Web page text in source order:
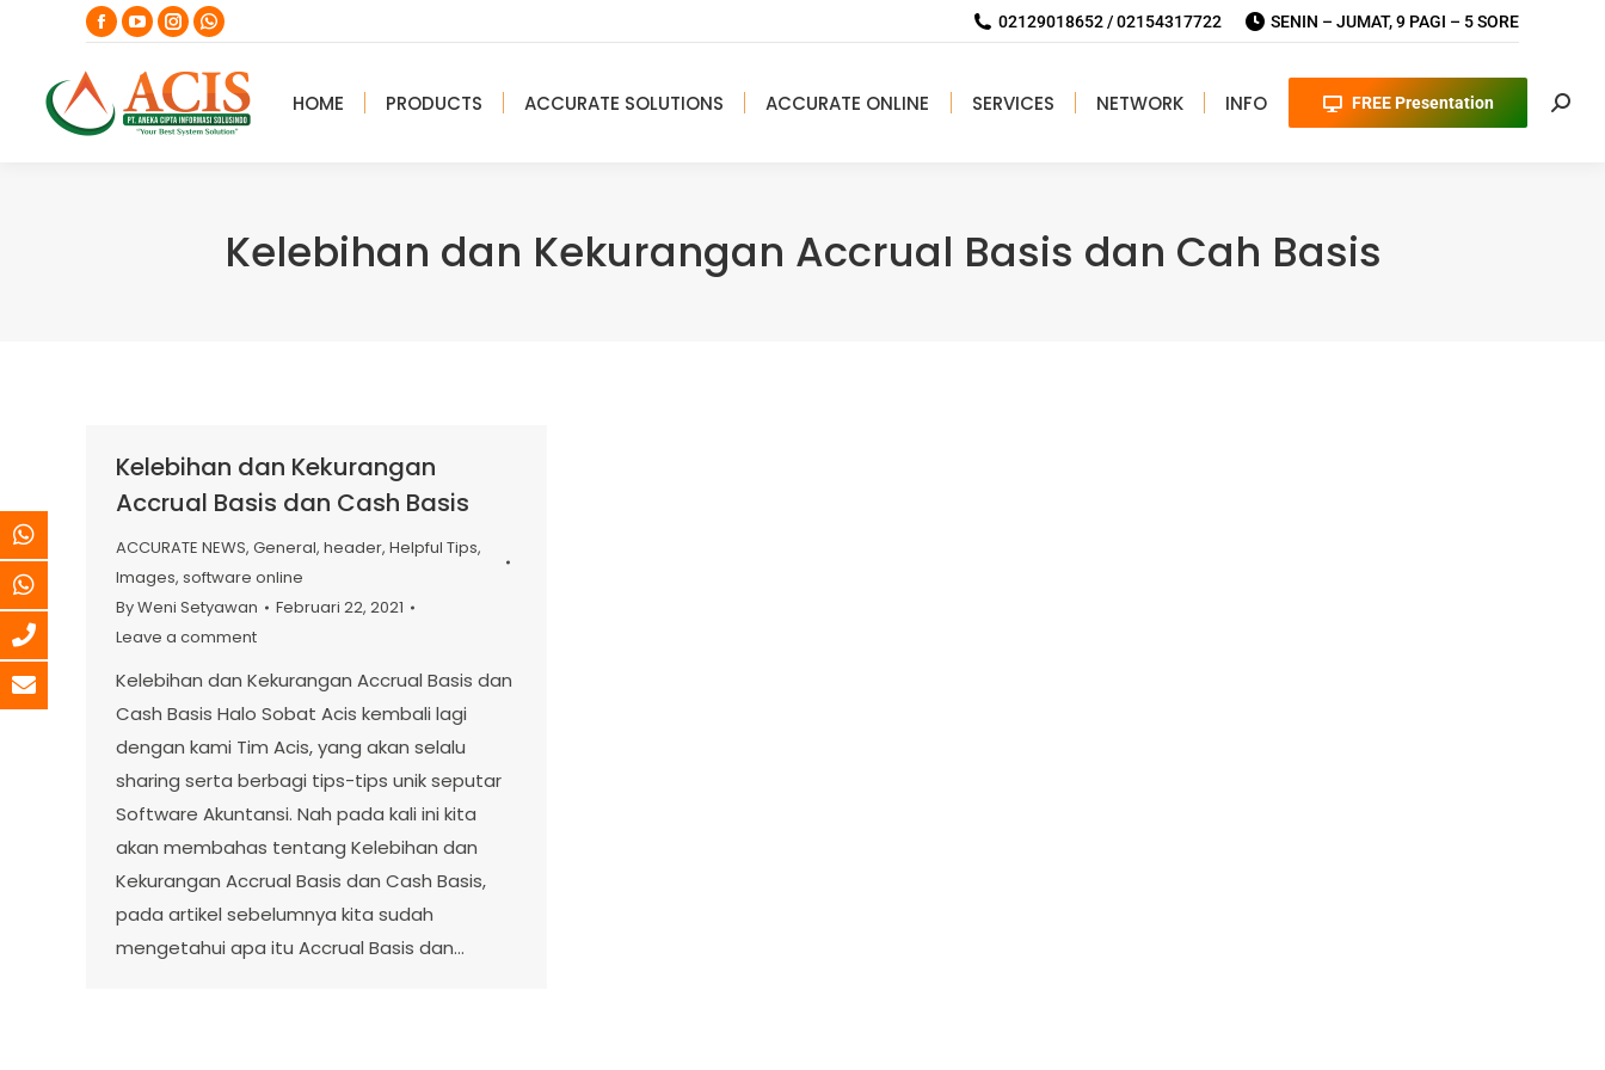
Facebook
page
opens
in
YouTube
page
opens
in
Instagram
page
opens
in
Whatsapp
page
opens
in
02129018652 / 02154317722 SENIN – JUMAT, 9 PAGI – 5 SORE
HOME PRODUCTS ACCURATE SOLUTIONS ACCURATE ONLINE SERVICES NETWORK INFO FREE Presentation
Kelebihan dan Kekurangan Accrual Basis dan Cah Basis
Kelebihan dan Kekurangan
Accrual Basis dan Cash Basis
ACCURATE NEWS, General, header, Helpful Tips,
Images, software online
ByWeni Setyawan
Februari 22, 2021
Leave a comment
Kelebihan dan Kekurangan Accrual Basis dan
Cash Basis Halo Sobat Acis kembali lagi
dengan kami Tim Acis, yang akan selalu
sharing serta berbagi tips-tips unik seputar
Software Akuntansi. Nah pada kali ini kita
akan membahas tentang Kelebihan dan
Kekurangan Accrual Basis dan Cash Basis,
pada artikel sebelumnya kita sudah
mengetahui apa itu Accrual Basis dan…